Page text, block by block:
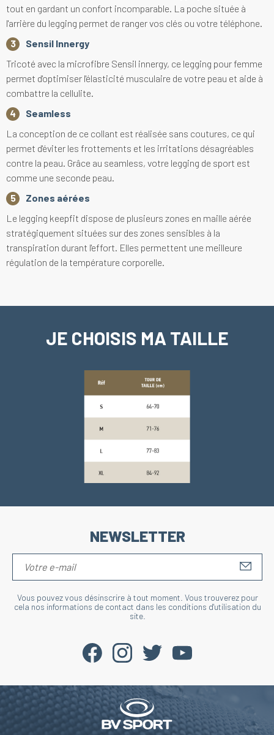
tout en gardant un confort incomparable. La poche située à
l'arrière du legging permet de ranger vos clés ou votre téléphone.
Sensil Innergy
Tricoté avec la microfibre Sensil innergy, ce legging pour femme
permet d'optimiser l'élasticité musculaire de votre peau et aide à
combattre la cellulite.
Seamless
La conception de ce collant est réalisée sans coutures, ce qui
permet d'éviter les frottements et les irritations désagréables
contre la peau. Grâce au seamless, votre legging de sport est
comme une seconde peau.
Zones aérées
Le legging keepfit dispose de plusieurs zones en maille aérée
stratégiquement situées sur des zones sensibles à la
transpiration durant l'effort. Elles permettent une meilleure
régulation de la température corporelle.
JE CHOISIS MA TAILLE
NEWSLETTER
Vous pouvez vous désinscrire à tout moment. Vous trouverez pour
cela nos informations de contact dans les conditions d'utilisation du
site.